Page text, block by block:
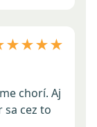
chorí. Aj
sa cez to